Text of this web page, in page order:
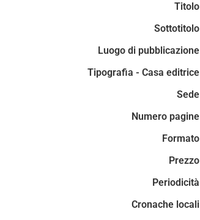
Titolo
Sottotitolo
Luogo di pubblicazione
Tipografia - Casa editrice
Sede
Numero pagine
Formato
Prezzo
Periodicità
Cronache locali